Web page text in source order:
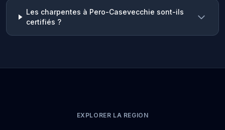
Les charpentes à Pero-Casevecchie sont-ils
certifiés ?
EXPLORER LA REGION